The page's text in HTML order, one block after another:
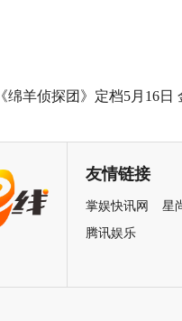
《绵羊侦探团》定档5月16日
友情链接
掌娱快讯网
星
腾讯娱乐